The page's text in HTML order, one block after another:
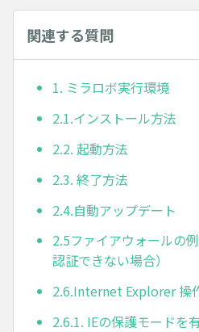
関連する質問
1. ミラロボ実行環境
2.1.インストール方法
2.2. 起動方法
2.3. 終了方法
2.4.自動アップデート
2.5ファイアウォールの
認証できない場合）
2.6.Internet Explorer 操
2.6.1. IEの保護モードを